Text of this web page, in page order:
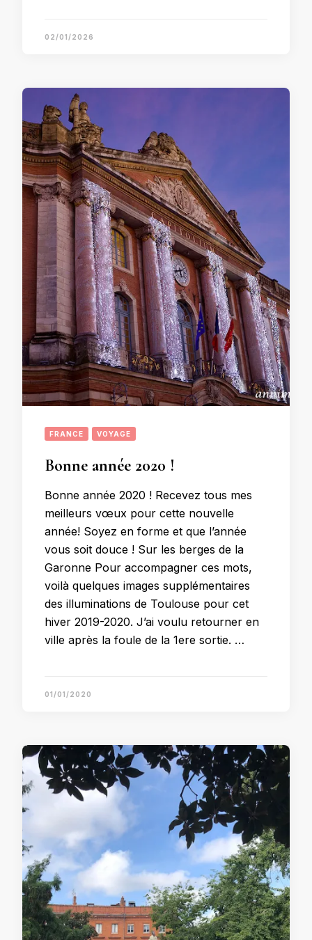
02/01/2026
FRANCE VOYAGE
Bonne année 2020 !
Bonne année 2020 ! Recevez tous mes
meilleurs vœux pour cette nouvelle
année! Soyez en forme et que l’année
vous soit douce ! Sur les berges de la
Garonne Pour accompagner ces mots,
voilà quelques images supplémentaires
des illuminations de Toulouse pour cet
hiver 2019-2020. J’ai voulu retourner en
ville après la foule de la 1ere sortie. …
01/01/2020